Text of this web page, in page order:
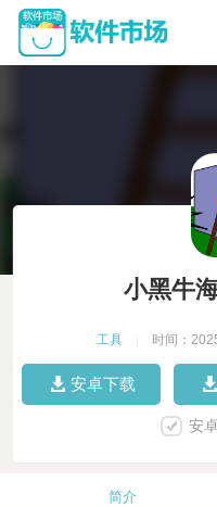
小黑牛
工具 时间：
安卓下载
安
简介